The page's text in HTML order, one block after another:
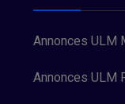
Annonces ULM
Annonces ULM